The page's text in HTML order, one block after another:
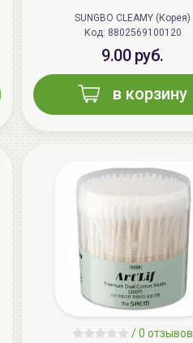
SUNGBO CLEAMY (Корея)
Код: 8802569100120
9.00 руб.
в корзину
/0 отзывов